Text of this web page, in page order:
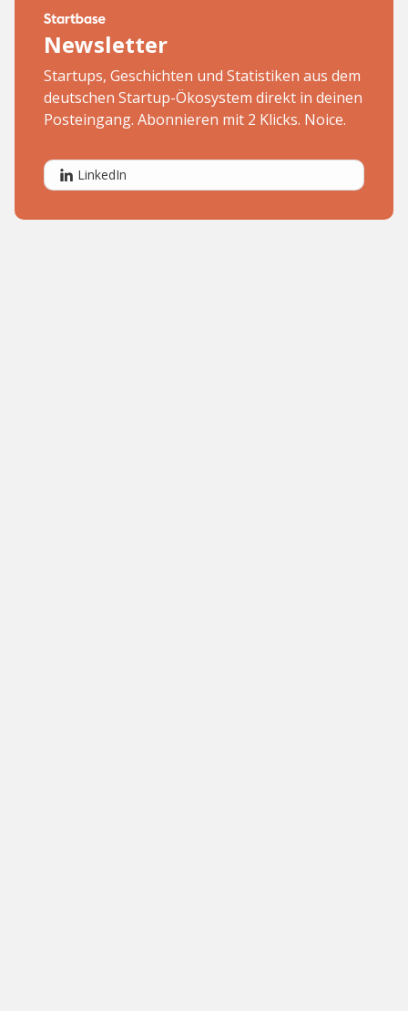
Newsletter
Startups, Geschichten und Statistiken aus dem
deutschen Startup-Ökosystem direkt in deinen
Posteingang. Abonnieren mit 2 Klicks. Noice.
LinkedIn